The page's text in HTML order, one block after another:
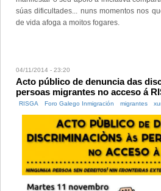
súas dificultades... nuns momentos nos
de vida afoga a moitos fogares.
04/11/2014 - 23:20
Acto público de denuncia das
persoas migrantes no acceso á
RISGA Foro Galego Inmigración migrantes